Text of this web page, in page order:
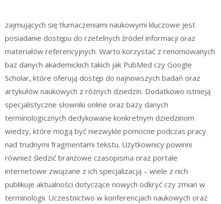
zajmujących się tłumaczeniami naukowymi kluczowe jest
posiadanie dostępu do rzetelnych źródeł informacji oraz
materiałów referencyjnych. Warto korzystać z renomowanych
baz danych akademickich takich jak PubMed czy Google
Scholar, które oferują dostęp do najnowszych badań oraz
artykułów naukowych z różnych dziedzin. Dodatkowo istnieją
specjalistyczne słowniki online oraz bazy danych
terminologicznych dedykowane konkretnym dziedzinom
wiedzy, które mogą być niezwykle pomocne podczas pracy
nad trudnymi fragmentami tekstu. Użytkownicy powinni
również śledzić branżowe czasopisma oraz portale
internetowe związane z ich specjalizacją – wiele z nich
publikuje aktualności dotyczące nowych odkryć czy zmian w
terminologii. Uczestnictwo w konferencjach naukowych oraz